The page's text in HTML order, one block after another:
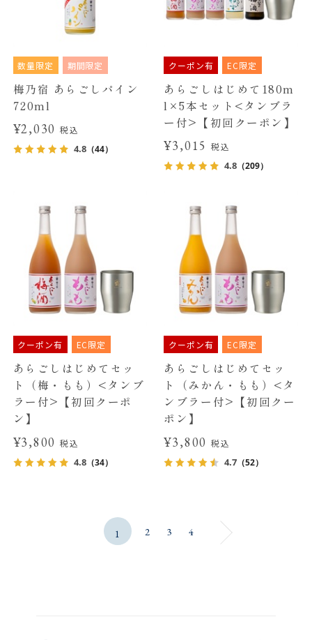
数量限定 期間限定
梅乃宿 あらごしパイン
720ml
¥2,030税込
4.8（44）
クーポン有 EC限定
あらごしはじめて180m
l×5本セット<タンブラ
ー付>【初回クーポン】
¥3,015 税込
4.8 （209）
クーポン有 EC限定
あらごしはじめてセッ
ト（梅・もも）<タンブ
ラー付>【初回クーポ
ン】
¥3,800税込
4.8（34）
クーポン有 EC限定
あらごしはじめてセッ
ト（みかん・もも）<タ
ンブラー付>【初回クー
ポン】
¥3,800 税込
4.7 （52）
1 2 3 4